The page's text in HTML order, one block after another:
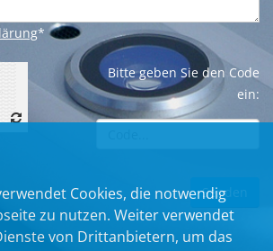
*
Bitte geben Sie den Code
ein:
Cookies, die notwendig
zu nutzen. Weiter verwendet
von Drittanbietern, um das